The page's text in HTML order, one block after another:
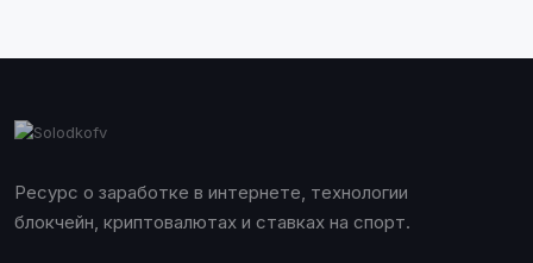
Ресурс о заработке в интернете, технологии
блокчейн, криптовалютах и ставках на спорт.